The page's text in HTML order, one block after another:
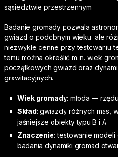
sąsiedztwie przestrzennym.
Badanie gromady pozwala
gwiazd o podobnym wieku, ale
niezwykle cenne przy testowaniu
temu można określić m.in. wiek
początkowych gwiazd oraz
grawitacyjnych.
Wiek gromady: młoda —
Skład: gwiazdy różnych mas,
jaśniejsze obiekty typu B i A
Znaczenie: testowanie
badania dynamiki gromad